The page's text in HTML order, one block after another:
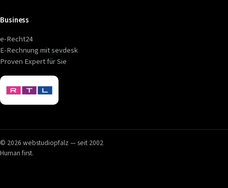
Business
e-Recht24
E-Rechnung mit sevdesk
Proven Expert für Sie
© 2026 webstudiopfalz — seit 2002
Human first.